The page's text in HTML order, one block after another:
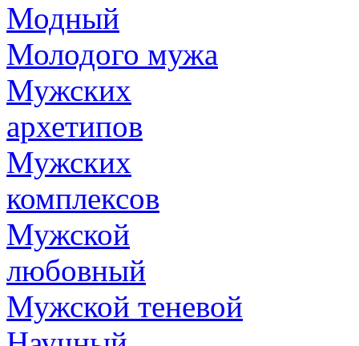
Модный
Молодого мужа
Мужских
архетипов
Мужских
комплексов
Мужской
любовный
Мужской теневой